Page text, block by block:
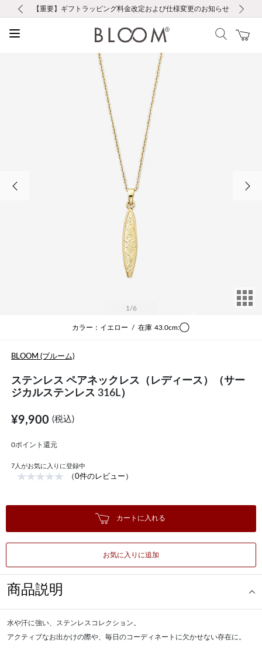
お修理・アフターサービスのご案内
【重要】令和８年熊本地震に伴う集配への影響について
【重要】ギフトラッピング料金改定および仕様変更のお知らせ
【重要】夏季休業の営業についてのご案内
税込5,500円以上で送料無料｜最短24時間以内に発送
新規会員登録で1000ポイントプレゼント！
新規LINE友だち登録で500円クーポンプレゼント
会員限定！レビュー投稿で100ポイントプレゼント
お修理・アフターサービスのご案内
【重要】令和８年熊本地震に伴う集配への影響について
1 /6
カラー：イエロー / 在庫 43.0cm:◯
BLOOM (ブルーム)
ステンレス ペアネックレス（レディース）（サー
ジカルステンレス 316L）
¥9,900(税込)
0ポイント還元
7 人がお気に入りに登録中
（0件のレビュー）
カートに入れる
お気に入りに追加
商品説明
水や汗に強い、ステンレスコレクション。
アクティブなお出かけの際や、毎日のコーディネートに欠かせない存在に。